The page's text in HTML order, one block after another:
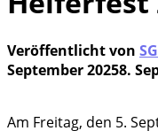
Veröffentlicht von
September 20258.
Am Frei­tag, den 5.